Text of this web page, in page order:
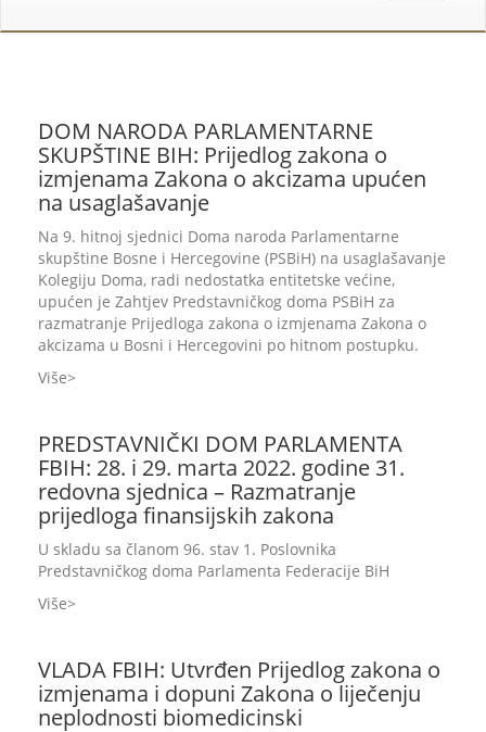
DOM NARODA PARLAMENTARNE
SKUPŠTINE BIH: Prijedlog zakona o
izmjenama Zakona o akcizama upućen
na usaglašavanje
Na 9. hitnoj sjednici Doma naroda Parlamentarne
skupštine Bosne i Hercegovine (PSBiH) na usaglašavanje
Kolegiju Doma, radi nedostatka entitetske većine,
upućen je Zahtjev Predstavničkog doma PSBiH za
razmatranje Prijedloga zakona o izmjenama Zakona o
akcizama u Bosni i Hercegovini po hitnom postupku.
Više
PREDSTAVNIČKI DOM PARLAMENTA
FBIH: 28. i 29. marta 2022. godine 31.
redovna sjednica – Razmatranje
prijedloga finansijskih zakona
U skladu sa članom 96. stav 1. Poslovnika
Predstavničkog doma Parlamenta Federacije BiH
Više
VLADA FBIH: Utvrđen Prijedlog zakona o
izmjenama i dopuni Zakona o liječenju
neplodnosti biomedicinski